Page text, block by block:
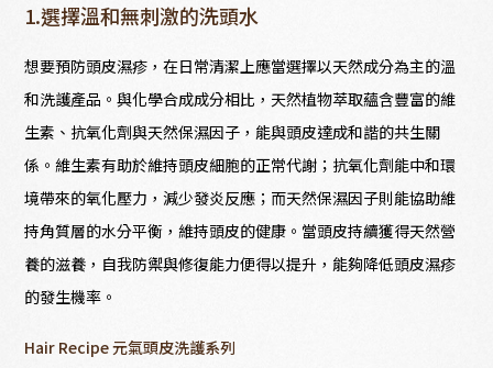
1.選擇溫和無刺激的洗頭水
想要預防頭皮濕疹，在日常清潔上應當選擇以天然成分為主的溫
和洗護產品。與化學合成成分相比，天然植物萃取蘊含豐富的維
生素、抗氧化劑與天然保濕因子，能與頭皮達成和諧的共生關
係。維生素有助於維持頭皮細胞的正常代謝；抗氧化劑能中和環
境帶來的氧化壓力，減少發炎反應；而天然保濕因子則能協助維
持角質層的水分平衡，維持頭皮的健康。當頭皮持續獲得天然營
養的滋養，自我防禦與修復能力便得以提升，能夠降低頭皮濕疹
的發生機率。
Hair Recipe 元氣頭皮洗護系列